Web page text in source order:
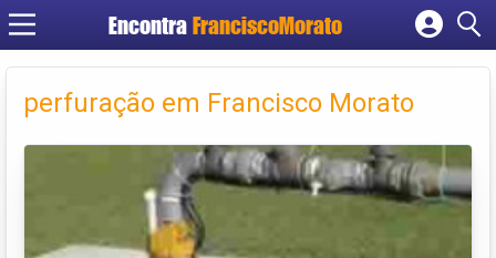
Encontra FranciscoMorato
Cadastrar empresa
Criar conta
perfuração em Francisco Morato